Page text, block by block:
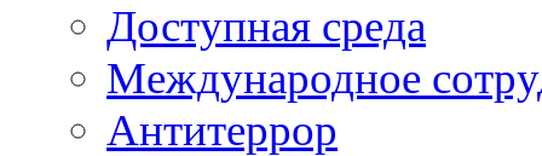
Доступная среда
Международное
Антитеррор